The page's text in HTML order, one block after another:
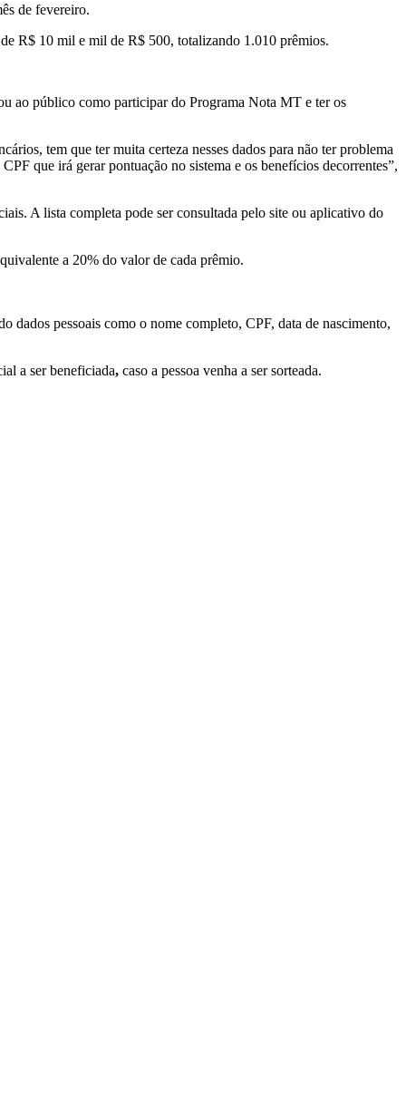
de fevereiro.
R$ 10 mil e mil de R$ 500, totalizando 1.010 prêmios.
ao público como participar do Programa Nota MT e ter os
tem que ter muita certeza nesses dados para não ter problema
que irá gerar pontuação no sistema e os benefícios decorrentes”,
A lista completa pode ser consultada pelo site ou aplicativo do
a 20% do valor de cada prêmio.
pessoais como o nome completo, CPF, data de nascimento,
a ser beneficiada, caso a pessoa venha a ser sorteada.